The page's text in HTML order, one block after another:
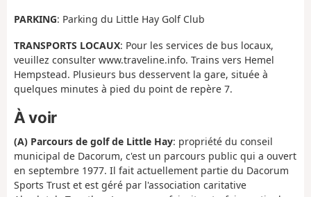
PARKING: Parking du Little Hay Golf Club
TRANSPORTS LOCAUX: Pour les services de bus locaux,
veuillez consulter www.traveline.info. Trains vers Hemel
Hempstead. Plusieurs bus desservent la gare, située à
quelques minutes à pied du point de repère 7.
À voir
(A) Parcours de golf de Little Hay: propriété du conseil
municipal de Dacorum, c'est un parcours public qui a ouvert
en septembre 1977. Il fait actuellement partie du Dacorum
Sports Trust et est géré par l'association caritative